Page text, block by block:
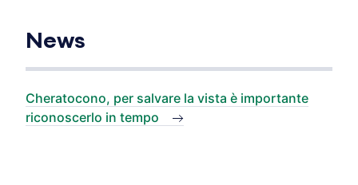
News
Cheratocono, per salvare la vista è importante
riconoscerlo in tempo